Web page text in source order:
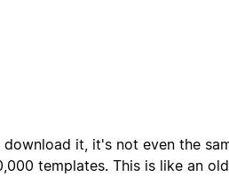
it, it's not even the
templates. This is like an